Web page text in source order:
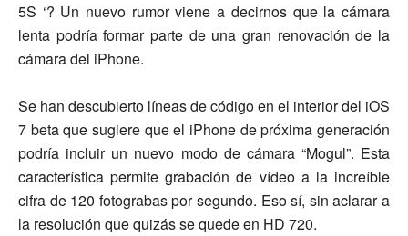
5S ‘? Un nuevo rumor viene a decirnos que la cámara
lenta podría formar parte de una gran renovación de la
cámara del iPhone.
Se han descubierto líneas de código en el interior del iOS
7 beta que sugiere que el iPhone de próxima generación
podría incluir un nuevo modo de cámara “Mogul”. Esta
característica permite grabación de vídeo a la increíble
cifra de 120 fotograbas por segundo. Eso sí, sin aclarar a
la resolución que quizás se quede en HD 720.